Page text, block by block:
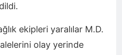
çarpıştı.
yere düşenmotosiklet
yolcu olarak